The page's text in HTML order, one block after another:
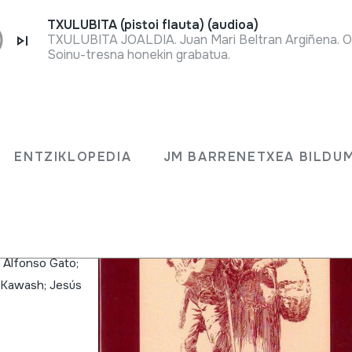
ENTZIKLOPEDIA JM BARRENETXEA
TXULUBITA (pistoi flauta) (audioa)
Soinu-tresna honekin grabatua.
en
Alfonso Gato;
Jesús